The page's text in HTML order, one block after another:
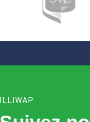
ILLIWAP